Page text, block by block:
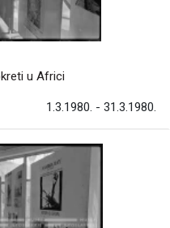
u Africi
1.3.1980. - 31.3.1980.